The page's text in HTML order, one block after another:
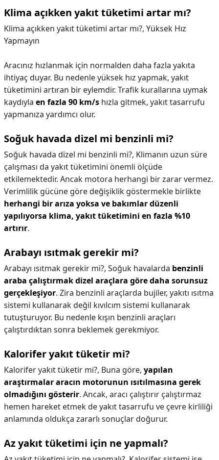
Klima açıkken yakıt tüketimi artar mı?
Klima açıkken yakıt tüketimi artar mı?, Yüksek Hız
Yapmayın
Aracınız hızlanmak için normalden daha fazla yakıta
ihtiyaç duyar. Bu nedenle yüksek hız yapmak, yakıt
tüketimini artıran bir eylemdir. Trafik kurallarına uymak
kaydıyla en fazla 90 km/s hızla gitmek, yakıt tasarrufu
yapmanıza yardımcı olur.
Soğuk havada dizel mi benzinli mi?
Soğuk havada dizel mi benzinli mi?, Klimanın uzun süre
çalışması da yakıt tüketimini önemli ölçüde
etkilemektedir. Ancak motora herhangi bir zarar vermez.
Verimlilik gücüne göre değişiklik göstermekle birlikte
herhangi bir arıza yoksa ve bakımlar düzenli
yapılıyorsa klima, yakıt tüketimini en fazla %10
artırır.
Arabayı ısıtmak gerekir mi?
Arabayı ısıtmak gerekir mi?, Soğuk havalarda benzinli
araba çalıştırmak dizel araçlara göre daha sorunsuz
gerçekleşiyor. Zira benzinli araçlarda bujiler, yakıtı ısıtma
sistemi kullanarak değil kıvılcım sistemi kullanarak
tutuşturuyor. Bu nedenle kışın benzinli araçları
çalıştırdıktan sonra beklemek gerekmiyor.
Kalorifer yakıt tüketir mi?
Kalorifer yakıt tüketir mi?, Buna göre, yapılan
araştırmalar aracın motorunun ısıtılmasına gerek
olmadığını gösterir. Ancak, aracı çalıştırır çalıştırmaz
hemen hareket etmek de yakıt tasarrufu ve çevre kirliliği
anlamında oldukça zararlı sonuçlar doğurur.
Az yakıt tüketimi için ne yapmalı?